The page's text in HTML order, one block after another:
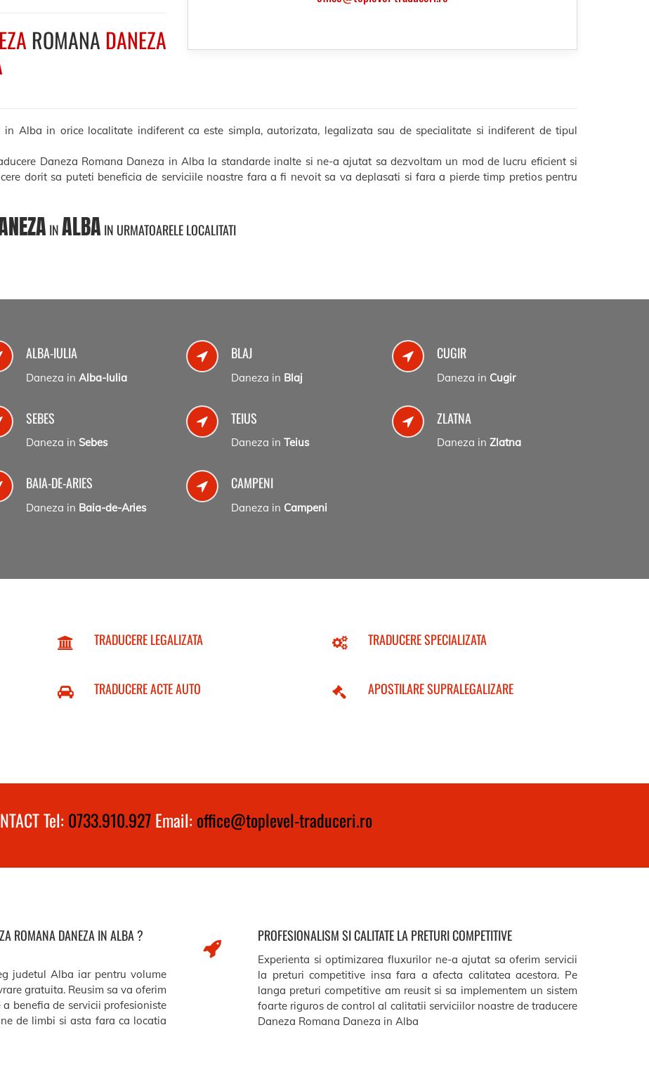
ROMANA DANEZA
in Alba in orice localitate indiferent ca este simpla, autorizata, legalizata sau de specialitate si indiferent de tipul
Daneza Romana Daneza in Alba la standarde inalte si ne-a ajutat sa dezvoltam un mod de lucru eficient si
dorit sa puteti beneficia de serviciile noastre fara a fi nevoit sa va deplasati si fara a pierde timp pretios pentru
INALBA IN URMATOARELE LOCALITATI
ALBA-IULIA
Daneza in Alba-Iulia
BLAJ
Daneza in Blaj
CUGIR
Daneza in Cugir
SEBES
Daneza in Sebes
TEIUS
Daneza in Teius
ZLATNA
Daneza in Zlatna
BAIA-DE-ARIES
Daneza in Baia-de-Aries
CAMPENI
Daneza in Campeni
TRADUCERE LEGALIZATA TRADUCERE SPECIALIZATA
TRADUCERE ACTE AUTO APOSTILARE SUPRALEGALIZARE
Tel: 0733.910.927Email: office@toplevel-traduceri.ro
ROMANA DANEZA IN ALBA ?
judetul Alba iar pentru volume
gratuita. Reusim sa va oferim
benefia de servicii profesioniste
de limbi si asta fara ca locatia
PROFESIONALISM SI CALITATE LA PRETURI COMPETITIVE
Experienta si optimizarea fluxurilor ne-a ajutat sa oferim servicii
la preturi competitive insa fara a afecta calitatea acestora. Pe
langa preturi competitive am reusit si sa implementem un sistem
foarte riguros de control al calitatii serviciilor noastre de traducere
Daneza Romana Daneza in Alba